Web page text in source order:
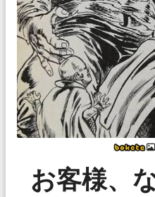
お客様、